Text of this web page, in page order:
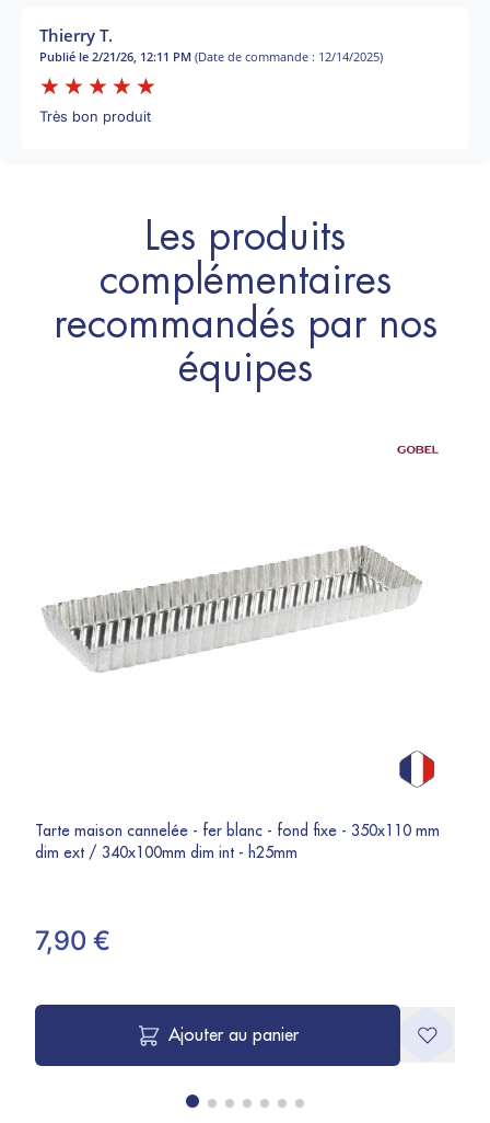
Thierry T.
Publié le 2/21/26, 12:11 PM (Date de commande : 12/14/2025)
Très bon produit
Les produits
complémentaires
recommandés par nos
équipes
Tarte maison cannelée - fer blanc - fond fixe - 350x110 mm
dim ext / 340x100mm dim int - h25mm
7,90 €
Ajouter au panier